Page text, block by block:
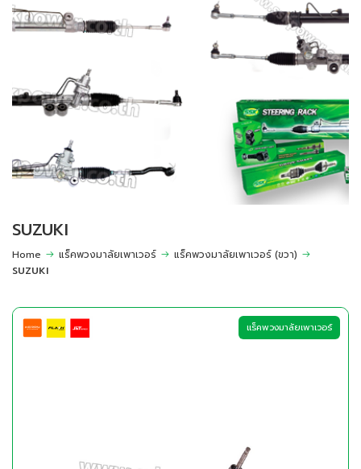
SUZUKI
Home แร็คพวงมาลัยเพาเวอร์
แร็คพวงมาลัยเพาเวอร์ (ขวา)
SUZUKI
แร็คพวงมาลัยเพาเวอร์